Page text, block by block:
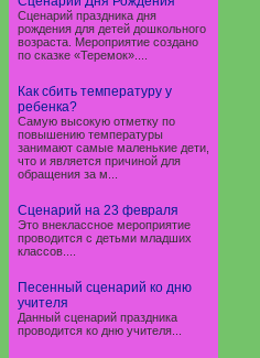
Сценарий праздника дня
рождения для детей дошкольного
возраста. Мероприятие создано
по сказке «Теремок»....
Как сбить температуру у
ребенка?
Самую высокую отметку по
повышению температуры
занимают самые маленькие дети,
что и является причиной для
обращения за м...
Сценарий на 23 февраля
Это внеклассное мероприятие
проводится с детьми младших
классов....
Песенный сценарий ко дню
учителя
Данный сценарий праздника
проводится ко дню учителя...